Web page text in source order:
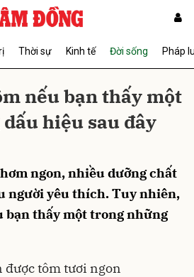
Thời sự Kinh tế Đời sống Pháp
nếu bạn thấy một
hiệu sau đây
ngon, nhiều dưỡng chất
người yêu thích. Tuy nhiên,
bạn thấy một trong những
được tôm tươi ngon
Hủy Gửi